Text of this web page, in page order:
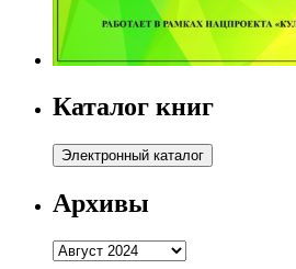
Каталог книг
Архивы
Архивы